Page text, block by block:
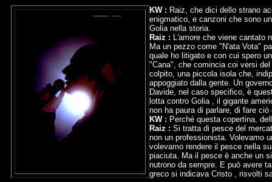
KW : Raiz, che dici dello strano
enigmatico, e canzoni che sono
Golia nella storia.
Raiz : L'amore che viene cantato
Ma un pezzo come "N'ata Vota"
quale ho litigato e con cui spero
"Cana", che comincia coi versi
colpito, una piccola isola che,
appoggiato dalla gente. Un
Davide, nel caso specifico, è
lotta contro Golia , il gigante
non ha paura di parlare, di fare
KW : Perché questa copertina,
Raiz : Si tratta di pesce del
non un professionista. Volevamo
volevamo rendere il pesce nella
piaciuta. Ma il pesce è anche un
nutrono da sempre. E può avere
greco si indicava Cristo , risvolti